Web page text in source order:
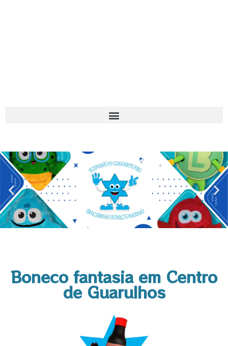
Boneco fantasia em Centro
de Guarulhos